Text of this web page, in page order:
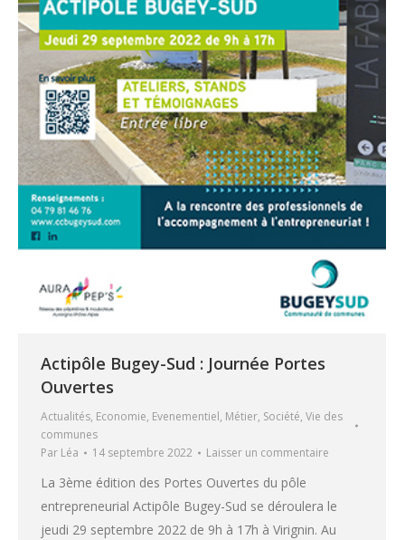
Actipôle Bugey-Sud : Journée Portes
Ouvertes
Actualités, Economie, Evenementiel, Métier, Société, Vie des
communes
Par Léa 14 septembre 2022 Laisser un commentaire
La 3ème édition des Portes Ouvertes du pôle
entrepreneurial Actipôle Bugey-Sud se déroulera le
jeudi 29 septembre 2022 de 9h à 17h à Virignin. Au